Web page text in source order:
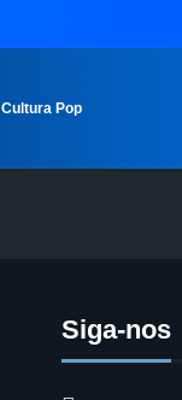
Cultura Pop
Siga-nos